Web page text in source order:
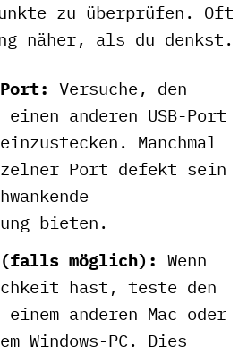
zu überprüfen. Oft
näher, als du denkst.
Port: Versuche, den
anderen USB-Port
Manchmal
Port defekt sein
bieten.
(falls möglich): Wenn
hast, teste den
anderen Mac oder
Windows-PC. Dies